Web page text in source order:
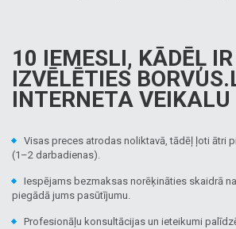
10 IEMESLI, KĀDĒĻ
IZVĒLĒTIES
INTERNETA VEIKALU
Visas preces atrodas noliktavā, tādēļ ļoti ātri
(1–2 darbadienas).
Iespējams bezmaksas norēķināties skaidrā
piegādā jums pasūtījumu.
Profesionāļu konsultācijas un ieteikumi